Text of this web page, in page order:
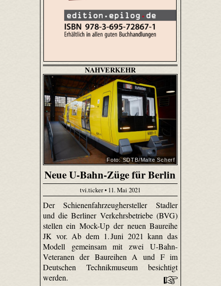
NAHVERKEHR
Foto: SDTB/Malte Scherf
Neue U-Bahn-Züge für Berlin
tvi.ticker • 11. Mai 2021
Der Schienenfahrzeughersteller Stadler
und die Berliner Verkehrsbetriebe (BVG)
stellen ein Mock-Up der neuen Baureihe
JK vor. Ab dem 1. Juni 2021 kann das
Modell gemeinsam mit zwei U-Bahn-
Veteranen der Baureihen A und F im
Deutschen Technikmuseum besichtigt
werden.